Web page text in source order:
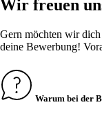
Wir freuen
Gern möchten wir
deine Bewerbung!
Warum bei der